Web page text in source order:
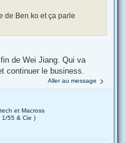
de Ben ko et ça parle
de Wei Jiang. Qui va
continuer le business.
Aller au message
et Macross
1/55 & Cie )